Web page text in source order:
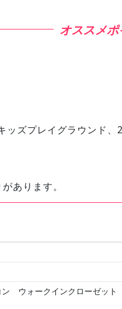
ッズプレイグラウンド、
あります。
ウォークインクローゼット